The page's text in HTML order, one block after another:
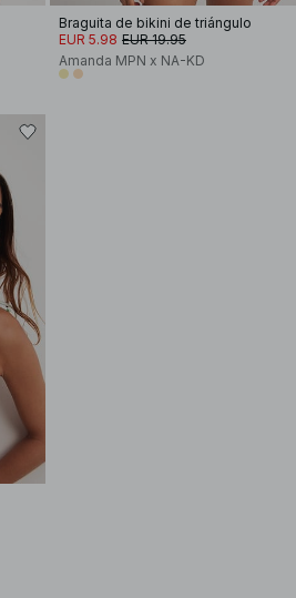
Braguita de bikini de triángulo
EUR 5.98 EUR 19.95
Amanda MPN x NA-KD